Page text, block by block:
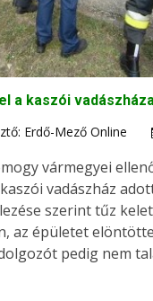
a kaszói
Erdő-Mező Online
vármegyei
vadászház
szerint tűz
az épületet
pedig nem